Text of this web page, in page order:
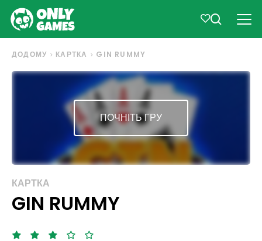
ДОДОМУ КАРТКА GIN RUMMY
ПОЧНІТЬ ГРУ
КАРТКА
GIN RUMMY